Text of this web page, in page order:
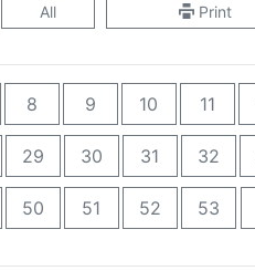
All Print
8 9 10 11
29 30 31 32
50 51 52 53